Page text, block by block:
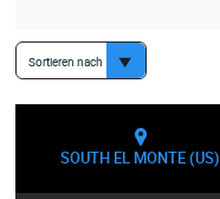
Sortieren nach
SOUTH EL MONTE (US)